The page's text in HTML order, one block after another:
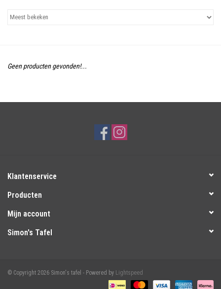
Dierenlampen
Cadeaubonnen
Geen producten gevonden!...
Klantenservice
Producten
Mijn account
Simon's Tafel
© Copyright 2026 Simon's tafel - Powered by Lightspeed